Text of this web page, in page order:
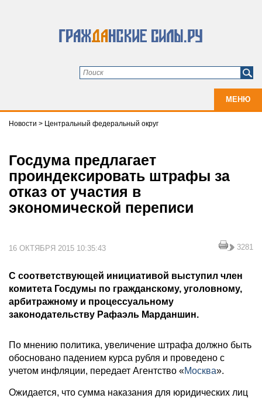
МЕНЮ
Новости > Центральный федеральный округ
Госдума предлагает
проиндексировать штрафы за
отказ от участия в
экономической переписи
16 ОКТЯБРЯ 2015 10:35:43 3281
С соответствующей инициативой выступил член
комитета Госдумы по гражданскому, уголовному,
арбитражному и процессуальному
законодательству Рафаэль Марданшин.
По мнению политика, увеличение штрафа должно быть
обосновано падением курса рубля и проведено с
учетом инфляции, передает Агентство «Москва».
Ожидается, что сумма наказания для юридических лиц